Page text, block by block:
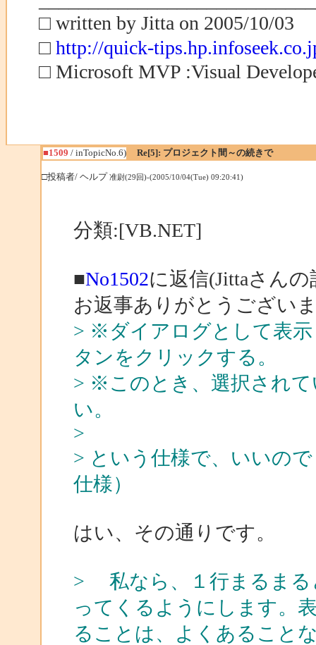
□ written by Jitta on 2005/10/03
□http://quick-
□ Microsoft MVP :Visual
■1509 / inTopicNo.6) Re[5]: プロジェクト間～の続きで
□投稿者/ ヘルプ 准尉(29回)-(2005/10/04(Tue) 09:20:41)
分類:[VB.NET]
■No1502に返信(Jittaさんの
お返事ありがとうござい
> ※ダイアログとして表示
タンをクリックする。
> ※このとき、選択され
い。
>
> という仕様で、いいの
仕様）
はい、その通りです。
> 私なら、１行まるまる
ってくるようにします。
ることは、よくあること